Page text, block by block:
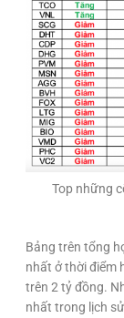
Top những
Bảng trên tổng
nhất ở thời điểm
trên 2 tỷ đồng.
nhất trong lịch